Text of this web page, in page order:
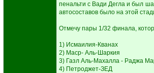
пенальти с Вади Дегла и был
автосоставов было на этой
Отмечу пары 1/32 финала,
1) Исмаилия-Кванах
2) Маср- Аль-Шаркия
3) Газл Аль-Махалла - Раджа
4) Петроджет-ЗЕД